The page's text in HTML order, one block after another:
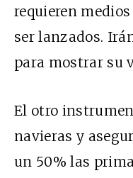
requieren
ser lanzados.
para mostrar su
El otro
navieras y
un 50% las